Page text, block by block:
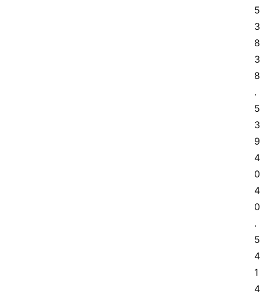
5
3
8
3
8
.
5
3
9
4
0
4
0
.
5
4
1
4